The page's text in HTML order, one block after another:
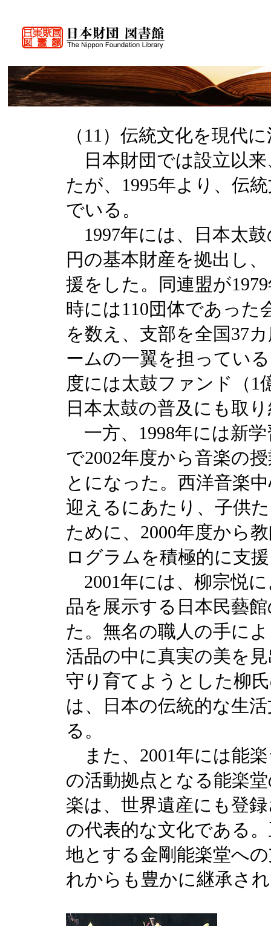
（11）伝統文化を現代
日本財団では設立以来
たが、1995年より、伝
でいる。
1997年には、日本太
円の基本財産を拠出し
援をした。同連盟が
時には110団体であった
を数え、支部を全国37
ームの一翼を担ってい
度には太鼓ファンド（1
日本太鼓の普及にも取
一方、1998年には新
で2002年度から音楽の
とになった。西洋音楽
迎えるにあたり、子供
ために、2000年度から
ログラムを積極的に支
2001年には、柳宗悦
品を展示する日本民藝
た。無名の職人の手に
活品の中に真実の美を
守り育てようとした柳
は、日本の伝統的な生
る。
また、2001年には能
の活動拠点となる能楽
楽は、世界遺産にも登
の代表的な文化である
地とする金剛能楽堂へ
れからも豊かに継承さ